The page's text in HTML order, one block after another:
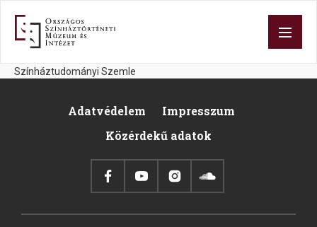
tartalomra
Színháztudományi Szemle
Footer
Adatvédelem
Impresszum
Közérdekű adatok